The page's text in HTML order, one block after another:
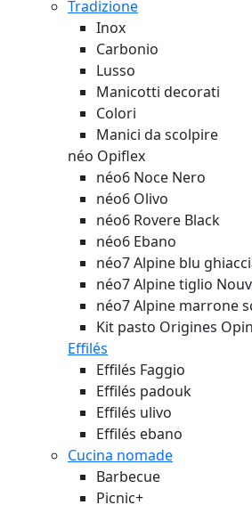
Tradizione
Inox
Carbonio
Lusso
Manicotti decorati
Colori
Manici da scolpire
néo Opiflex
néo6 Noce Nero
néo6 Olivo
néo6 Rovere Black
néo6 Ebano
néo7 Alpine blu
néo7 Alpine tiglio
néo7 Alpine marrone
Kit pasto Origines
Effilés
Effilés Faggio
Effilés padouk
Effilés ulivo
Effilés ebano
Cucina nomade
Barbecue
Picnic+